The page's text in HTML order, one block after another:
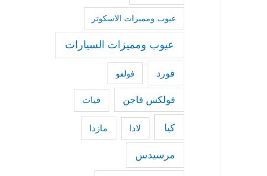
عيوب ومميزات الاسكوتر
عيوب ومميزات السيارات
فورد فولفو
فولكس فاجن فيات
كيا لادا مازدا
مرسيدس